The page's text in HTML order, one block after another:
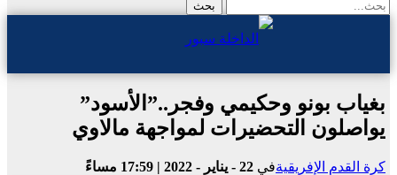
بغياب بونو وحكيمي وفجر..”الأسود”
يواصلون التحضيرات لمواجهة مالاوي
كرة القدم الإفريقيةفي 22 - يناير - 2022 | 17:59 مساءً